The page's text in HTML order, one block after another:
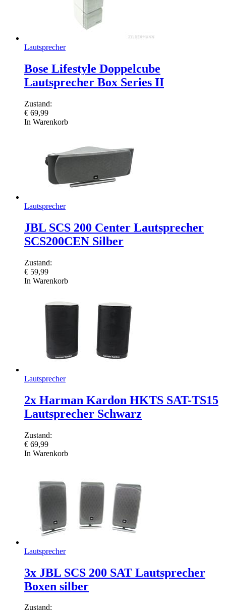
Lautsprecher
Bose Lifestyle Doppelcube
Lautsprecher Box Series II
Zustand:
€ 69,99
In Warenkorb
Lautsprecher
JBL SCS 200 Center Lautsprecher
SCS200CEN Silber
Zustand:
€ 59,99
In Warenkorb
Lautsprecher
2x Harman Kardon HKTS SAT-TS15
Lautsprecher Schwarz
Zustand:
€ 69,99
In Warenkorb
Lautsprecher
3x JBL SCS 200 SAT Lautsprecher
Boxen silber
Zustand: